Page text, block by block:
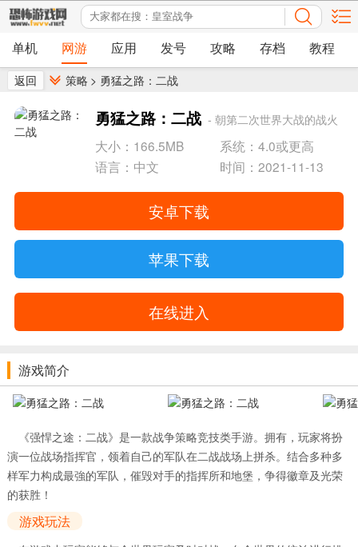
单机 网游 应用 发号 攻略 存档 教程
返回 策略 > 勇猛之路：二战
勇猛之路：二战 - 朝第二次世界大战的战火
前行！
大小：166.5MB
系统：4.0或更高
语言：中文
时间：2021-11-13
安卓下载
苹果下载
在线进入
游戏简介
《强悍之途：二战》是一款战争策略竞技类手游。拥有，玩家将扮
演一位战场指挥官，领着自己的军队在二战战场上拼杀。结合多种多
样军力构成最強的军队，催毁对手的指挥所和地堡，争得徽章及光荣
的获胜！
游戏玩法